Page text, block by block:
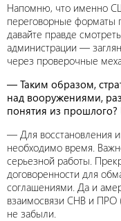
Напомню, что именно
переговорные форматы
давайте правде
администрации —
через проверочные
— Таким образом,
над вооружениями,
понятия из прошлого?
— Для восстановления
необходимо время.
серьезной работы.
договоренности для
соглашениями. Да и
взаимосвязи СНВ и ПРО
не забыли.